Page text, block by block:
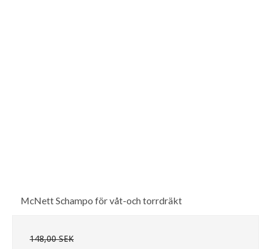
McNett Schampo för våt-och torrdräkt
148,00 SEK